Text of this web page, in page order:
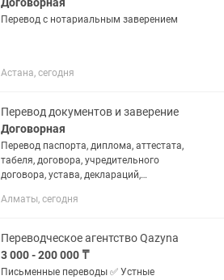
Перевод с нотариальным заверением
Астана, сегодня
Перевод документов и заверение
Договорная
Перевод паспорта, диплома, аттестата,
табеля, договора, учредительного
договора, устава, деклараций,
сертификатов, доверенности, согласия
Алматы, сегодня
Переводческое агентство Qazyna
3 000 - 200 000 ₸
Письменные переводы ✅ Устные